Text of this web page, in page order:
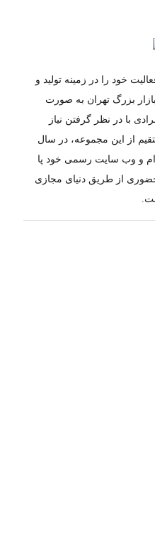
مرادی از سال ۱۳۷۲ فعالیت خود را در زمینه تولید و
بزرگ تهران به صورت
با در نظر گرفتن نیاز
از این مجموعه، در سال
و وب سایت رسمی خود پا
از طریق دنیای مجازی